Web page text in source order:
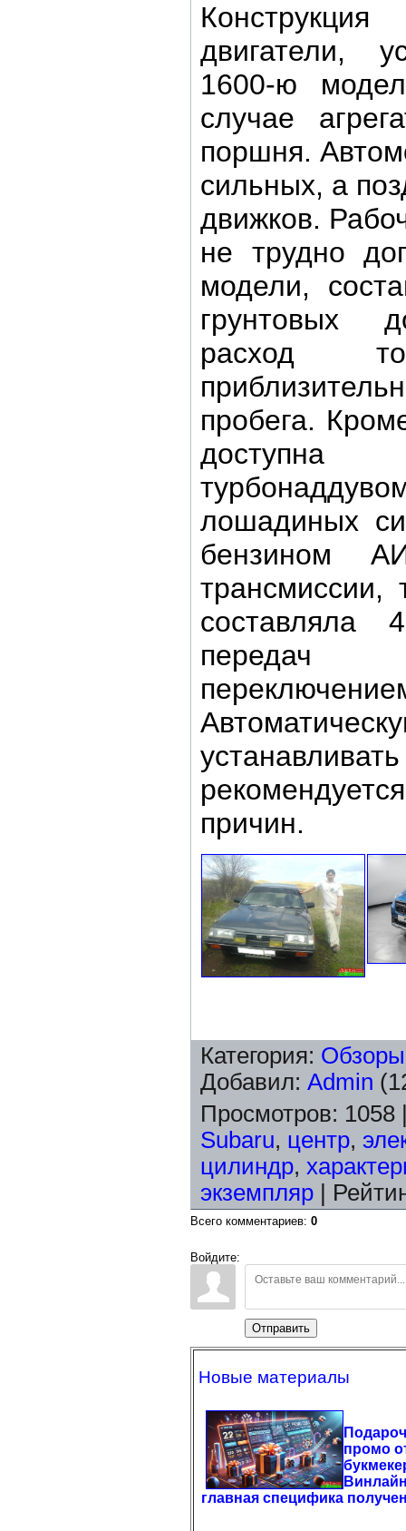
двигатели,
1600-ю
случае
поршня.
сильных, а
движков.
не трудно
модели,
грунтовых
расход
пробега.
доступна
лошадиных
бензином
трансмиссии,
составляла
передач
причин.
Категория:
Добавил: Admin
Просмотров: 1058
Subaru, центр,
цилиндр,
экземпляр
Всего комментариев: 0
Войдите:
Отправить
Новые материалы
промо
главная специфика